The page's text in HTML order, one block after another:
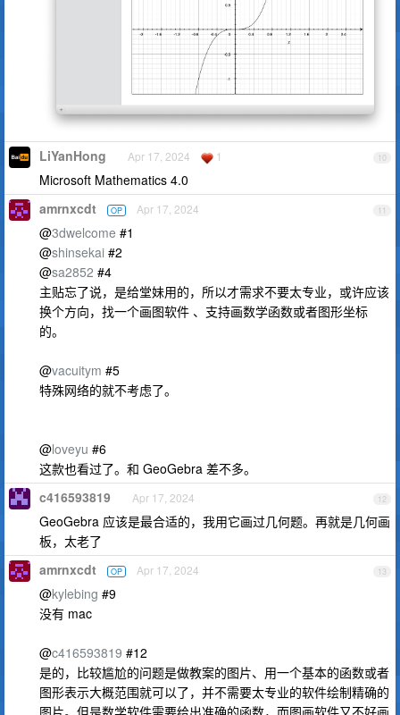
10
LiYanHong Apr 17, 2024 1
Microsoft Mathematics 4.0
11
amrnxcdt OP Apr 17, 2024
@3dwelcome #1
@shinsekai #2
@sa2852 #4
主贴忘了说，是给堂妹用的，所以才需求不要太专业，或许应该
换个方向，找一个画图软件 、支持画数学函数或者图形坐标
的。
@vacuitym #5
特殊网络的就不考虑了。
@loveyu #6
这款也看过了。和 GeoGebra 差不多。
12
c416593819 Apr 17, 2024
GeoGebra 应该是最合适的，我用它画过几何题。再就是几何画
板，太老了
13
amrnxcdt OP Apr 17, 2024
@kylebing #9
没有 mac
@c416593819 #12
是的，比较尴尬的问题是做教案的图片、用一个基本的函数或者
图形表示大概范围就可以了，并不需要太专业的软件绘制精确的
图片。但是数学软件需要给出准确的函数，而图画软件又不好画